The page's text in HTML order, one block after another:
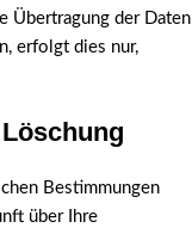
Übertragung der Daten
erfolgt dies nur,
Bestimmungen
über Ihre